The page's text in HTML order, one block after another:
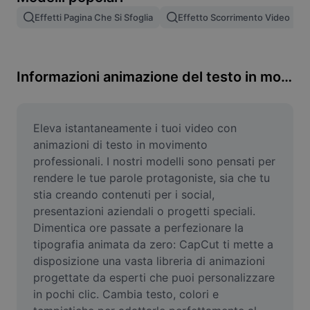
Rimuovi sfondo immagine
Miglioratore di immagini
Editor di foto online
Generatore di meme
AI Text Remover
AI People Remover
AI Inpainting
Face Cutout
Effetti Pagina Che Si Sfoglia Effetto Scorrimento Video
Informazioni animazione del testo in movimento
Eleva istantaneamente i tuoi video con
animazioni di testo in movimento
professionali. I nostri modelli sono pensati per
rendere le tue parole protagoniste, sia che tu
stia creando contenuti per i social,
presentazioni aziendali o progetti speciali.
Dimentica ore passate a perfezionare la
tipografia animata da zero: CapCut ti mette a
disposizione una vasta libreria di animazioni
progettate da esperti che puoi personalizzare
in pochi clic. Cambia testo, colori e